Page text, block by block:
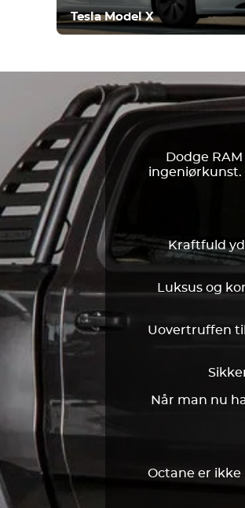
Tesla Model X
Dodge
Kraftfuld
Luksus og
Uovertruffen
Når man nu
Octane er